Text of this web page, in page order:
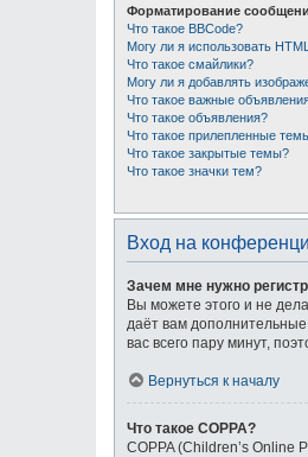
Форматирование
Что такое BBCode?
Могу ли я использовать
Что такое смайлики?
Могу ли я добавлять
Что такое важные
Что такое объявления?
Что такое прилепленные
Что такое закрытые темы?
Что такое значки тем?
Вход на
Зачем мне нужно
Вы можете этого и не
даёт вам
вас всего пару минут,
Вернуться к началу
Что такое COPPA?
COPPA (Children’s Online